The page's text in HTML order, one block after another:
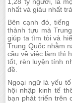
1,28 tỷ người, là
nhất và giàu nhất
Bên cạnh đó,
thành tựu mà
giúp ta tìm tòi và
Trung Quốc nhằm
cầu về việc làm thì
tốt, rèn luyện tính
đề.
Ngoại ngữ là yếu
hội nhập kinh tế
bạn phát triển trên